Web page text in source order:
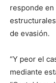
responde en
de evasión.
“Y peor el
mediante